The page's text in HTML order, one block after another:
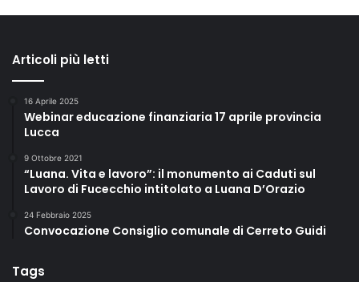
Articoli più letti
16 Aprile 2025
Webinar educazione finanziaria 17 aprile provincia
Lucca
9 Ottobre 2021
“Luana. Vita e lavoro”: il monumento ai Caduti sul
Lavoro di Fucecchio intitolato a Luana D’Orazio
24 Febbraio 2025
Convocazione Consiglio comunale di Cerreto Guidi
Tags